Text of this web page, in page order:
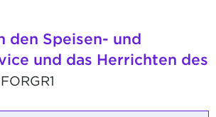
den Speisen- und
und das Herrichten des